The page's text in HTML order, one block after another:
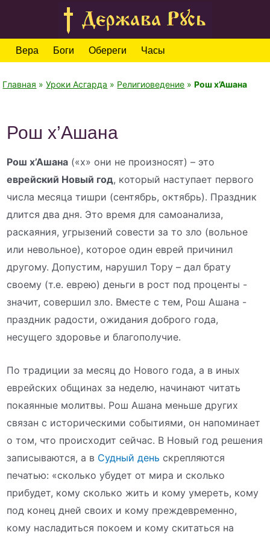
Вера Боги Обереги Часы
Главная »Уроки Асгарда » Религиоведение »Рош х’Ашана
Рош х’Ашана
Рош х’Ашана («х» они не произносят) – это
еврейский Новый год, который наступает первого
числа месяца тишри (сентябрь, октябрь). Праздник
длится два дня. Это время для самоанализа,
раскаяния, угрызений совести за то зло (вольное
или невольное), которое один еврей причинил
другому. Допустим, нарушил Тору – дал брату
своему (т.е. еврею) деньги в рост под проценты -
значит, совершил зло. Вместе с тем, Рош Ашана -
праздник радости, ожидания доброго года,
несущего здоровье и благополучие.
По традиции за месяц до Нового года, а в иных
еврейских общинах за неделю, начинают читать
покаянные молитвы. Рош Ашана меньше других
связан с историческими событиями, он напоминает
о том, что происходит сейчас. В Новый год решения
записываются, а в Судный день скрепляются
печатью: «сколько убудет от мира и сколько
прибудет, кому сколько жить и кому умереть, кому
под конец дней своих и кому преждевременно,
кому насладиться покоем и кому скитаться на